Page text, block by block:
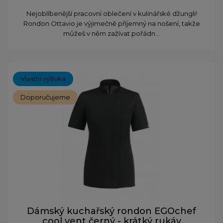
Nejoblíbenější pracovní oblečení v kulinářské džungli!
Rondon Ottavio je výjimečně příjemný na nošení, takže
můžeš v něm zažívat pořádn...
Vlastní výšivka
Doporučujeme
Dámský kuchařský rondon EGOchef